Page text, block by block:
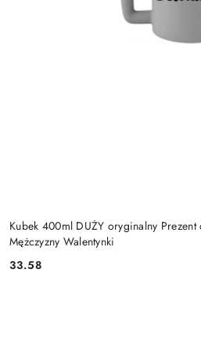
Kubek 400ml DUŻY oryginalny
Mężczyzny Walentynki
Cena:
33.58